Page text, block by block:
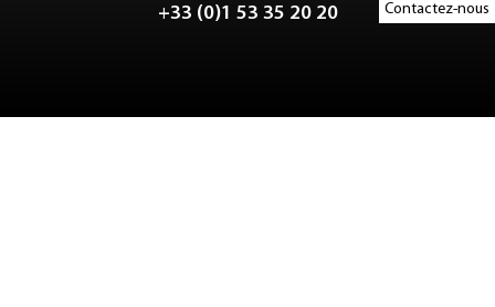
Contactez-nous
+33 (0)1 53 35 20 20